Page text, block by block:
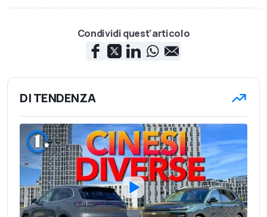
Condividi quest'articolo
DI TENDENZA